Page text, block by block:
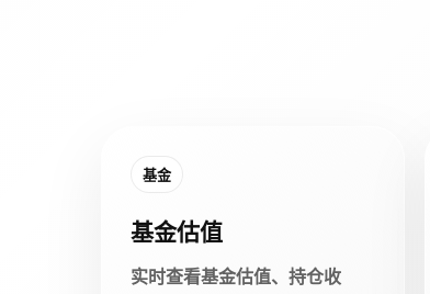
基金
基金估值
实时查看基金估值、持仓收